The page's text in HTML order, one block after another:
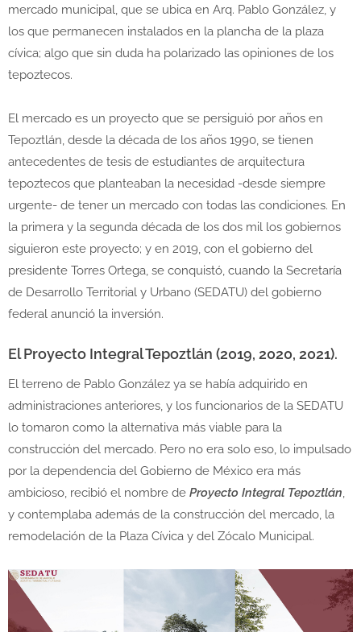
mercado municipal, que se ubica en Arq. Pablo González, y
los que permanecen instalados en la plancha de la plaza
cívica; algo que sin duda ha polarizado las opiniones de los
tepoztecos.
El mercado es un proyecto que se persiguió por años en
Tepoztlán, desde la década de los años 1990, se tienen
antecedentes de tesis de estudiantes de arquitectura
tepoztecos que planteaban la necesidad -desde siempre
urgente- de tener un mercado con todas las condiciones. En
la primera y la segunda década de los dos mil los gobiernos
siguieron este proyecto; y en 2019, con el gobierno del
presidente Torres Ortega, se conquistó, cuando la Secretaría
de Desarrollo Territorial y Urbano (SEDATU) del gobierno
federal anunció la inversión.
El Proyecto Integral Tepoztlán (2019, 2020, 2021).
El terreno de Pablo González ya se había adquirido en
administraciones anteriores, y los funcionarios de la SEDATU
lo tomaron como la alternativa más viable para la
construcción del mercado. Pero no era solo eso, lo impulsado
por la dependencia del Gobierno de México era más
ambicioso, recibió el nombre de Proyecto Integral Tepoztlán,
y contemplaba además de la construcción del mercado, la
remodelación de la Plaza Cívica y del Zócalo Municipal.